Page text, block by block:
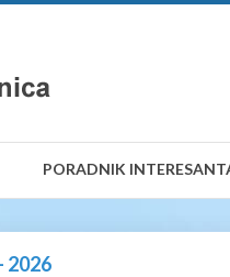
PORADNIK
2026